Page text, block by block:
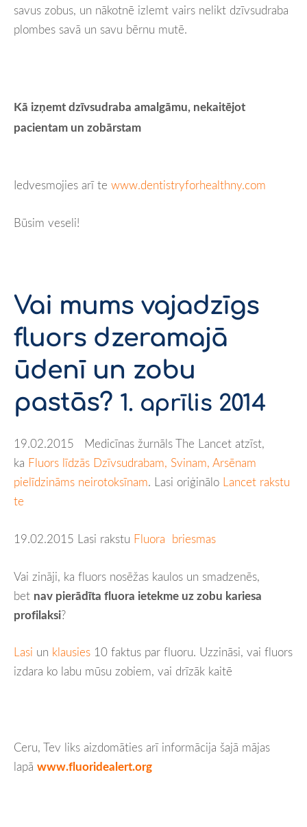
savus zobus, un nākotnē izlemt vairs nelikt dzīvsudraba
plombes savā un savu bērnu mutē.
Kā izņemt dzīvsudraba amalgāmu, nekaitējot
pacientam un zobārstam
Iedvesmojies arī te www.dentistryforhealthny.com
Būsim veseli!
Vai mums vajadzīgs
fluors dzeramajā
ūdenī un zobu
pastās? 1. aprīlis 2014
19.02.2015 Medicīnas žurnāls The Lancet atzīst,
ka Fluors līdzās Dzīvsudrabam, Svinam, Arsēnam
pielīdzināms neirotoksīnam. Lasi oriģinālo Lancet rakstu
te
19.02.2015 Lasi rakstu Fluora briesmas
Vai zināji, ka fluors nosēžas kaulos un smadzenēs,
bet nav pierādīta fluora ietekme uz zobu kariesa
profilaksi?
Lasi un klausies 10 faktus par fluoru. Uzzināsi, vai fluors
izdara ko labu mūsu zobiem, vai drīzāk kaitē
Ceru, Tev liks aizdomāties arī informācija šajā mājas
lapā www.fluoridealert.org